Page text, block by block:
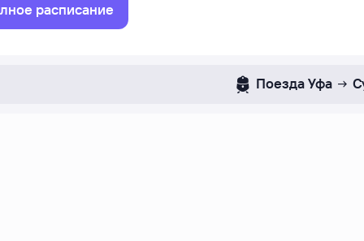
расписание
Поезда Уфа